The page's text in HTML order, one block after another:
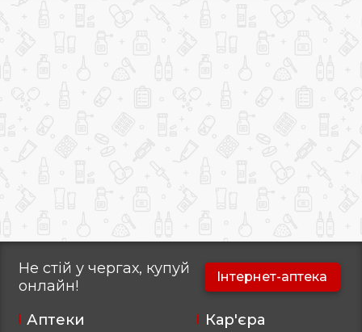
Не стій у чергах, купуй
онлайн!
Інтернет-аптека
Аптеки Кар'єра